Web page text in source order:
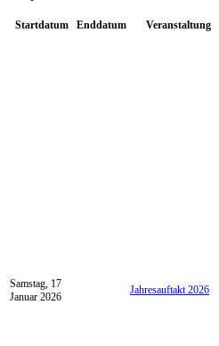
Startdatum Enddatum Veranstaltung
Samstag, 17
Januar 2026
Jahresauftakt 2026